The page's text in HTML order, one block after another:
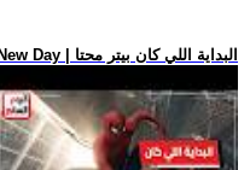
.. فيلم Spider-Man: Brand New Day | البداية اللي كان بيتر محتا